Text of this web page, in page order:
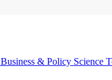
Business & Policy Science